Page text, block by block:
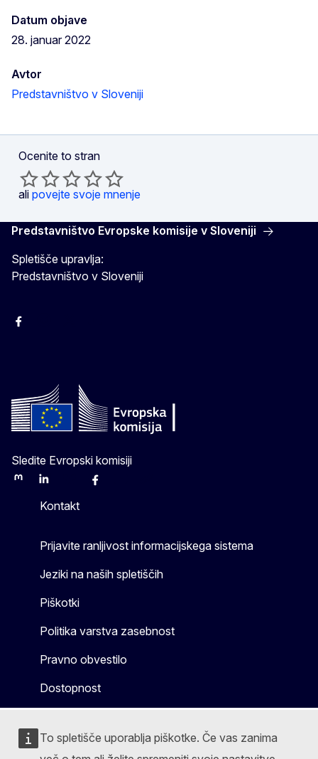
To spletišče uporablja piškotke. Če vas zanima
Datum objave
28. januar 2022
Avtor
Predstavništvo v Sloveniji
Ocenite to stran
ali povejte svoje mnenje
Predstavništvo Evropske komisije v Sloveniji
Spletišče upravlja:
Predstavništvo v Sloveniji
Facebook
Sledite Evropski komisiji
MastodonLinkedInBlueskyFacebook
Kontakt
Prijavite ranljivost informacijskega sistema
Jeziki na naših spletiščih
Piškotki
Politika varstva zasebnost
Pravno obvestilo
Dostopnost